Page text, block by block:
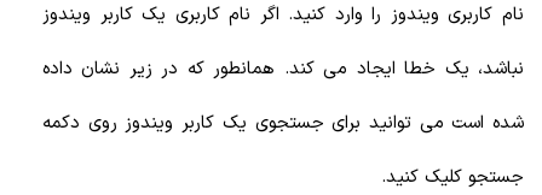
نام کاربری ویندوز را وارد کنید. اگر نام کاربری یک کاربر ویندوز
نباشد، یک خطا ایجاد می کند. همانطور که در زیر نشان داده
شده است می توانید برای جستجوی یک کاربر ویندوز روی دکمه
جستجو کلیک کنید.